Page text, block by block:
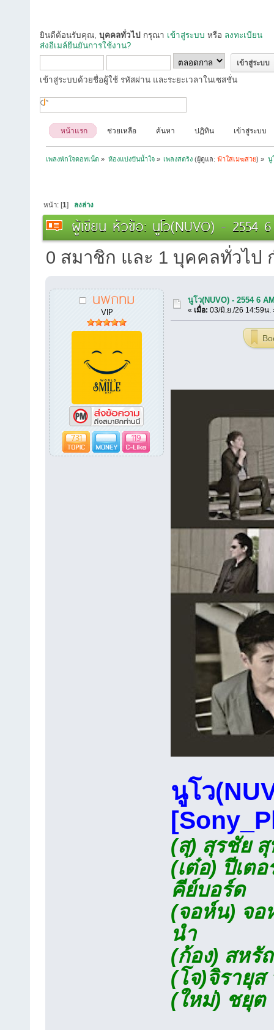
ยินดีต้อนรับคุณ, บุคคลทั่วไป กรุณา เข้าสู่ระบบ หรือ ลงทะเบียน
ส่งอีเมล์ยืนยันการใช้งาน?
เข้าสู่ระบบด้วยชื่อผู้ใช้ รหัสผ่าน และระยะเวลาในเซสชั่น
หน้าแรก ช่วยเหลือ ค้นหา ปฏิทิน เข้าสู่ระบบ
เพลงพักใจดอทเน็ต » ห้องแบ่งปันน้ำใจ» เพลงสตริง (ผู้ดูแล:ฟ้าใสเมฆสวย) » นู
หน้า: [1] ลงล่าง
ผู้เขียน หัวข้อ: นูโว(NUVO) - 2554
0 สมาชิก และ 1 บุคคลทั่วไป
นพกทม
VIP
731 119
นูโว(NUVO) - 2554 6
« เมื่อ: 03/มิ.ย./26 14:59น.
นูโว
(สุ) สุรชัย
(เต๋อ) ปีเต
คีย์บอร์ด
(จอห์น) จอ
นำ
(ก้อง) สหรั
(โจ)จิรายุ
(ใหม่) ชยุต